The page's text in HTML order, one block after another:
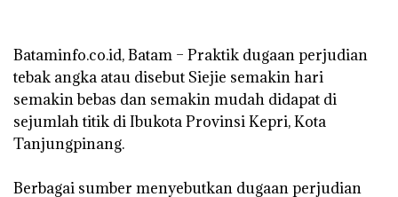
‎Bataminfo.co.id, Batam – Praktik dugaan perjudian
tebak angka atau disebut Siejie semakin hari
semakin bebas dan semakin mudah didapat di
sejumlah titik di Ibukota Provinsi Kepri, Kota
Tanjungpinang.
‎Berbagai sumber menyebutkan dugaan perjudian